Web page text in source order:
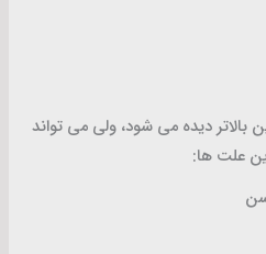
بالاتر دیده می شود، ولی می تواند
علت ها: